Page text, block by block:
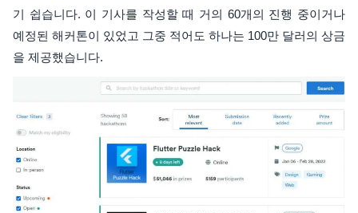
기 쉽습니다. 이 기사를 작성할 때 거의 60개의 진행 중이거나
예정된 해커톤이 있었고 그중 적어도 하나는 100만 달러의 상금
을 제공했습니다.